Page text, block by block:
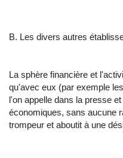
B. Les divers autres
La sphère financière et
qu'avec eux (par exemple
l'on appelle dans la presse
économiques, sans aucune
trompeur et aboutit à une